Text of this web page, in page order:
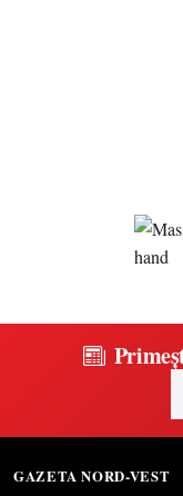
GAZETA NORD-VEST